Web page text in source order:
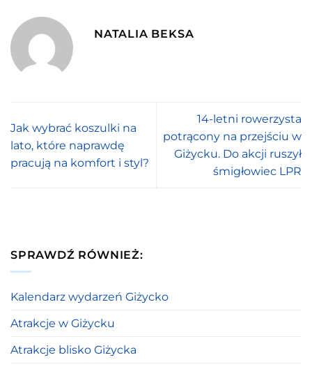
NATALIA BEKSA
Jak wybrać koszulki na
lato, które naprawdę
pracują na komfort i styl?
14-letni rowerzysta
potrącony na przejściu w
Giżycku. Do akcji ruszył
śmigłowiec LPR
SPRAWDŹ RÓWNIEŻ:
Kalendarz wydarzeń Giżycko
Atrakcje w Giżycku
Atrakcje blisko Giżycka